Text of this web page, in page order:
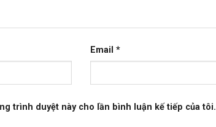
Email *
trình duyệt này cho lần bình luận kế tiếp của tôi.